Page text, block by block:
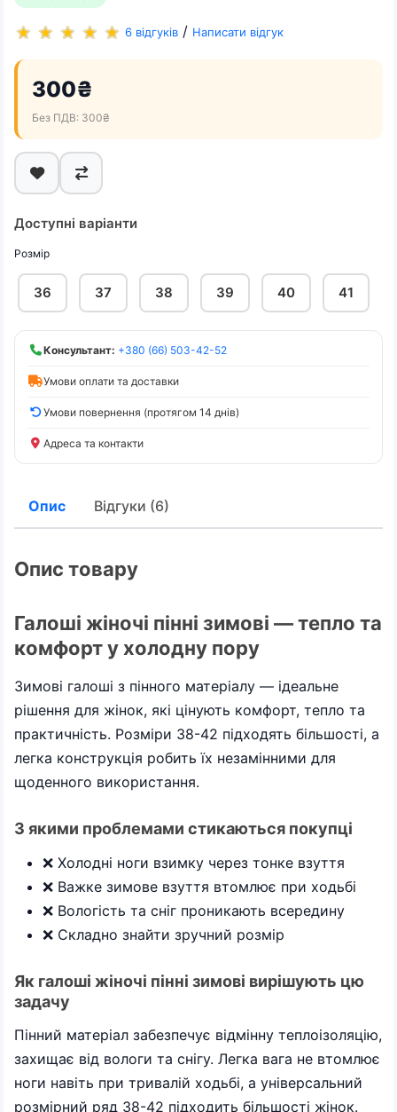
6 відгуків / Написати відгук
300₴
Без ПДВ: 300₴
Доступні варіанти
Розмір
36 37 38 39 40 41
Консультант: +380 (66) 503-42-52
Умови оплати та доставки
Умови повернення (протягом 14 днів)
Адреса та контакти
Опис Відгуки (6)
Опис товару
Галоші жіночі пінні зимові — тепло та
комфорт у холодну пору
Зимові галоші з пінного матеріалу — ідеальне
рішення для жінок, які цінують комфорт, тепло та
практичність. Розміри 38-42 підходять більшості, а
легка конструкція робить їх незамінними для
щоденного використання.
З якими проблемами стикаються покупці
❌ Холодні ноги взимку через тонке взуття
❌ Важке зимове взуття втомлює при ходьбі
❌ Вологість та сніг проникають всередину
❌ Складно знайти зручний розмір
Як галоші жіночі пінні зимові вирішують цю
задачу
Пінний матеріал забезпечує відмінну теплоізоляцію,
захищає від вологи та снігу. Легка вага не втомлює
ноги навіть при тривалій ходьбі, а універсальний
розмірний ряд 38-42 підходить більшості жінок.